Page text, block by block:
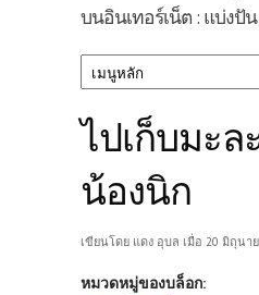
บนอินเทอร์เน็ต : แบ่งปั
ไปเก็บมะ
น้องนิก
เขียนโดย แดง อุบล เมื่อ 20 มิถุนา
หมวดหมู่ของบล็อก: